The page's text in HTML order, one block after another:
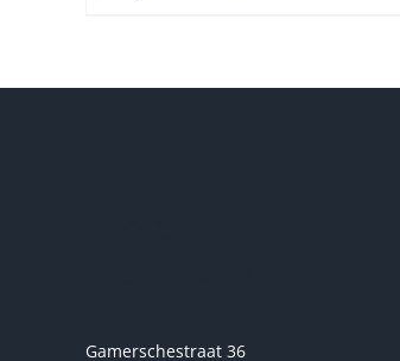
variaties.
Gamerschestraat 36